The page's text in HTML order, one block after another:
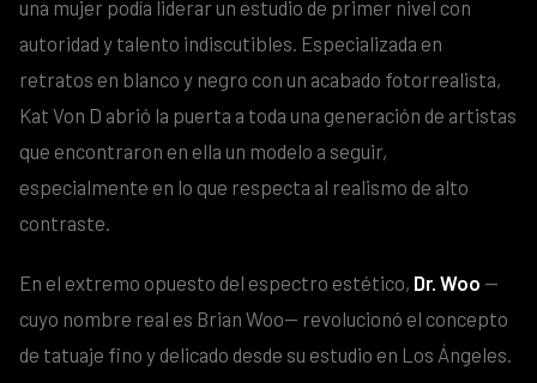
una mujer podía liderar un estudio de primer nivel con
autoridad y talento indiscutibles. Especializada en
retratos en blanco y negro con un acabado fotorrealista,
Kat Von D abrió la puerta a toda una generación de artistas
que encontraron en ella un modelo a seguir,
especialmente en lo que respecta al realismo de alto
contraste.
En el extremo opuesto del espectro estético, Dr. Woo —
cuyo nombre real es Brian Woo— revolucionó el concepto
de tatuaje fino y delicado desde su estudio en Los Ángeles.